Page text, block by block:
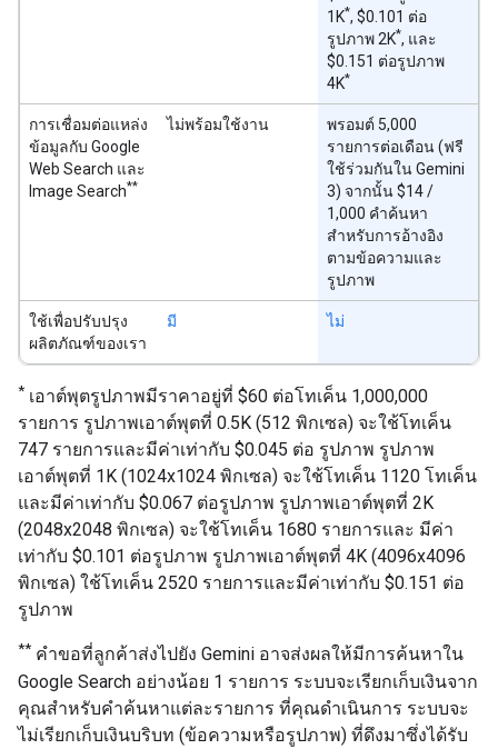
1K*, $0.101 ต่อ
รูปภาพ 2K*, และ
$0.151 ต่อรูปภาพ
4K*
การเชื่อมต่อแหล่ง
ข้อมูลกับ Google
Web Search และ
Image Search**
ไม่พร้อมใช้งาน
พรอมต์ 5,000
รายการต่อเดือน (ฟรี
ใช้ร่วมกันใน Gemini
3) จากนั้น $14 /
1,000 คำค้นหา
สำหรับการอ้างอิง
ตามข้อความและ
รูปภาพ
ใช้เพื่อปรับปรุง
ผลิตภัณฑ์ของเรา
มี ไม่
* เอาต์พุตรูปภาพมีราคาอยู่ที่ $60 ต่อโทเค็น 1,000,000
รายการ รูปภาพเอาต์พุตที่ 0.5K (512 พิกเซล) จะใช้โทเค็น
747 รายการและมีค่าเท่ากับ $0.045 ต่อ รูปภาพ รูปภาพ
เอาต์พุตที่ 1K (1024x1024 พิกเซล) จะใช้โทเค็น 1120 โทเค็น
และมีค่าเท่ากับ $0.067 ต่อรูปภาพ รูปภาพเอาต์พุตที่ 2K
(2048x2048 พิกเซล) จะใช้โทเค็น 1680 รายการและ มีค่า
เท่ากับ $0.101 ต่อรูปภาพ รูปภาพเอาต์พุตที่ 4K (4096x4096
พิกเซล) ใช้โทเค็น 2520 รายการและมีค่าเท่ากับ $0.151 ต่อ
รูปภาพ
** คำขอที่ลูกค้าส่งไปยัง Gemini อาจส่งผลให้มีการค้นหาใน
Google Search อย่างน้อย 1 รายการ ระบบจะเรียกเก็บเงินจาก
คุณสำหรับคำค้นหาแต่ละรายการ ที่คุณดำเนินการ ระบบจะ
ไม่เรียกเก็บเงินบริบท (ข้อความหรือรูปภาพ) ที่ดึงมาซึ่งได้รับ